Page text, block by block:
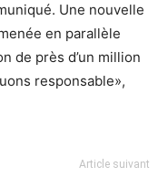
Une nouvelle
en parallèle
de près d’un million
responsable»,
Article suivant